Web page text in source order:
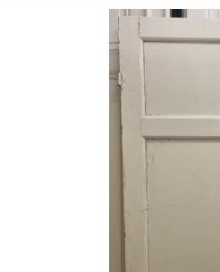
3 speglar (kort - lång -kort spegel)